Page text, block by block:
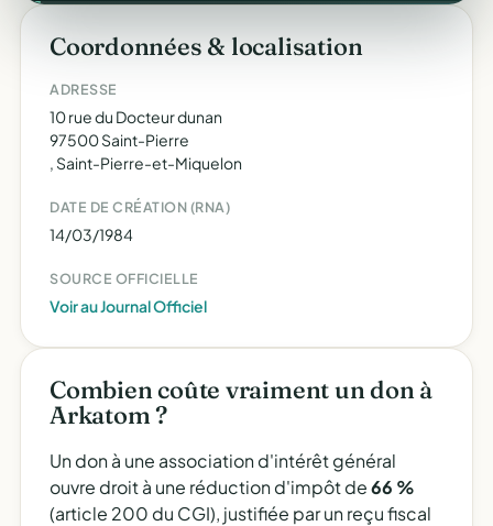
Coordonnées & localisation
ADRESSE
10 rue du Docteur dunan
97500 Saint-Pierre
, Saint-Pierre-et-Miquelon
DATE DE CRÉATION (RNA)
14/03/1984
SOURCE OFFICIELLE
Voir au Journal Officiel
Combien coûte vraiment un don à
Arkatom ?
Un don à une association d'intérêt général
ouvre droit à une réduction d'impôt de66 %
(article 200 du CGI), justifiée par un reçu fiscal